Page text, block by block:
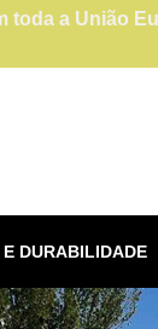
DURABILIDADE
toda a União